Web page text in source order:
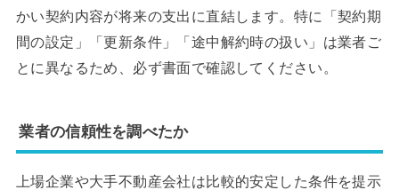
かい契約内容が将来の支出に直結します。特に「契約期
間の設定」「更新条件」「途中解約時の扱い」は業者ご
とに異なるため、必ず書面で確認してください。
業者の信頼性を調べたか
上場企業や大手不動産会社は比較的安定した条件を提示